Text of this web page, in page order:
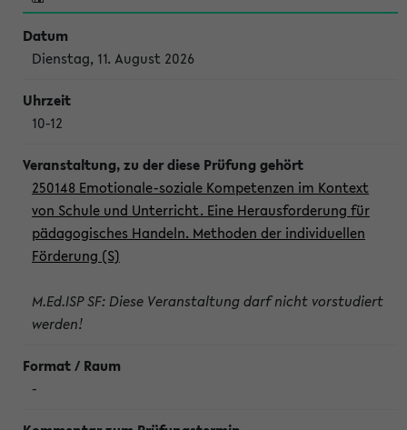
Dienstag, 11. August 2026
10-12
250148 Emotionale-soziale Kompetenzen im Kontext
von Schule und Unterricht. Eine Herausforderung für
pädagogisches Handeln. Methoden der individuellen
Förderung (S)
M.Ed.ISP SF: Diese Veranstaltung darf nicht vorstudiert
werden!
-